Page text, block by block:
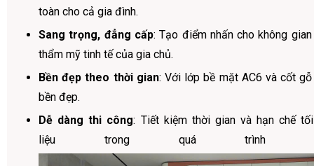
toàn cho cả gia đình.
Sang trọng, đẳng cấp: Tạo điểm nhấn cho không
thẩm mỹ tinh tế của gia chủ.
Bền đẹp theo thời gian: Với lớp bề mặt AC6 và cốt gỗ
bền đẹp.
Dễ dàng thi công: Tiết kiệm thời gian và hạn chế
liệu trong quá trình